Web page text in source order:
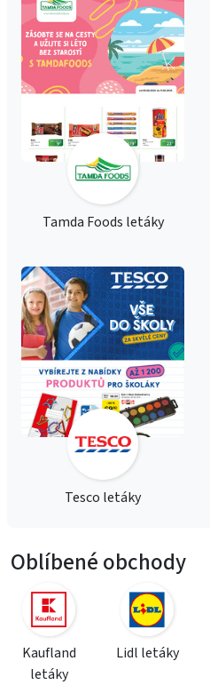
Tamda Foods letáky
Tesco letáky
Oblíbené obchody
Kaufland
letáky
Lidl letáky